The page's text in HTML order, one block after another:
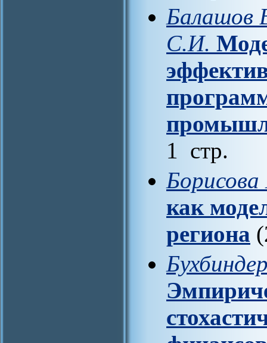
Балашов
С.И.
1 стр.
как
региона